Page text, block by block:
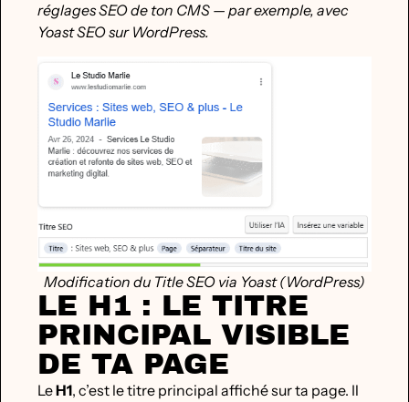
réglages SEO de ton CMS — par exemple, avec
Yoast SEO sur WordPress.
Modification du Title SEO via Yoast (WordPress)
LE H1 : LE TITRE
PRINCIPAL VISIBLE
DE TA PAGE
LeH1, c’est le titre principal affiché sur ta page. Il